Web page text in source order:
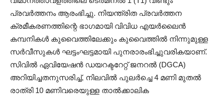
പ്രവർത്തനം ആരംഭിച്ചു. നിയന്ത്രിത പ്രവർത്തന
ക്രമീകരണത്തിന്റെ ഭാഗമായി വിവിധ എയർലൈൻ
കമ്പനികൾ കുവൈത്തിലേക്കും കുവൈത്തിൽ നിന്നുമുള്ള
സർവീസുകൾ ഘട്ടംഘട്ടമായി പുനരാരംഭിച്ചുവരികയാണ്.
സിവിൽ ഏവിയേഷൻ ഡയറക്ടറേറ്റ് ജനറൽ (DGCA)
അറിയിച്ചതനുസരിച്ച്, നിലവിൽ പുലർച്ചെ 4 മണി മുതൽ
രാത്രി 10 മണിവരെയുള്ള താൽക്കാലിക